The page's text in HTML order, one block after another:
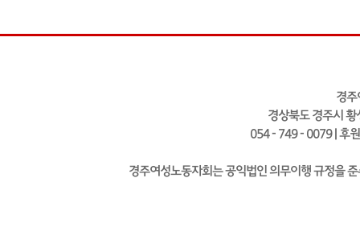
경주
경상북도 경주시
054 - 749 - 0079 | 후
경주여성노동자회는 공익법인 의무이행 규정을